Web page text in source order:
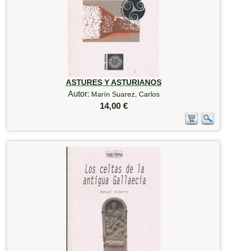
ASTURES Y ASTURIANOS
Autor: Marín Suarez, Carlos
14,00 €